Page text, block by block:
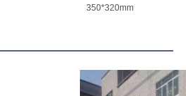
350*320mm